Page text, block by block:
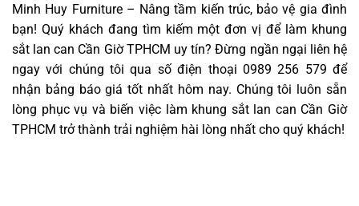
Minh Huy Furniture – Nâng tầm kiến trúc, bảo vệ gia đình
bạn! Quý khách đang tìm kiếm một đơn vị để làm khung
sắt lan can Cần Giờ TPHCM uy tín? Đừng ngần ngại liên hệ
ngay với chúng tôi qua số điện thoại 0989 256 579 để
nhận bảng báo giá tốt nhất hôm nay. Chúng tôi luôn sẵn
lòng phục vụ và biến việc làm khung sắt lan can Cần Giờ
TPHCM trở thành trải nghiệm hài lòng nhất cho quý khách!